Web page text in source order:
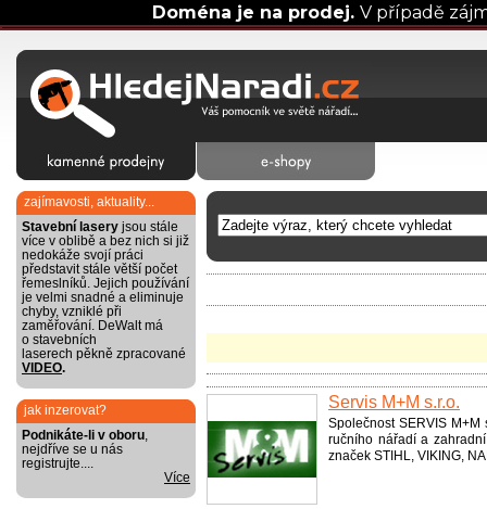
Doména je na prodej. V případě
zajímavosti, aktuality...
Stavební lasery jsou stále
více v oblibě a bez nich si již
nedokáže svojí práci
představit stále větší počet
řemeslníků. Jejich používání
je velmi snadné a eliminuje
chyby, vzniklé při
zaměřování. DeWalt má
o stavebních
laserech pěkně zpracované
VIDEO.
jak inzerovat?
Podnikáte-li v oboru,
nejdříve se u nás
registrujte....
Více
Servis M+M s.r.o.
Společnost SERVIS
ručního nářadí a
značek STIHL, VIKING,